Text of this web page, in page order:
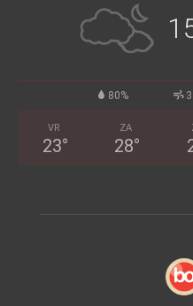
80%
VR
23°
ZA
28°